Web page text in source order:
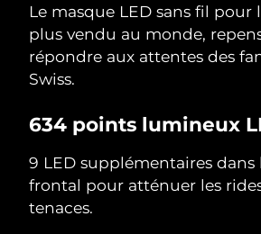
Le masque LED sans fil pour
plus vendu au monde,
répondre aux attentes des
Swiss.
634 points lumineux
9 LED supplémentaires
frontal pour atténuer les
tenaces.